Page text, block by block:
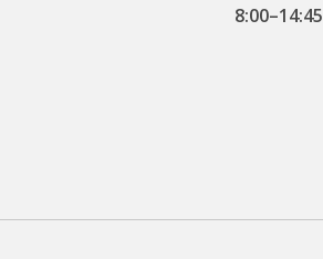
8:00–14:45